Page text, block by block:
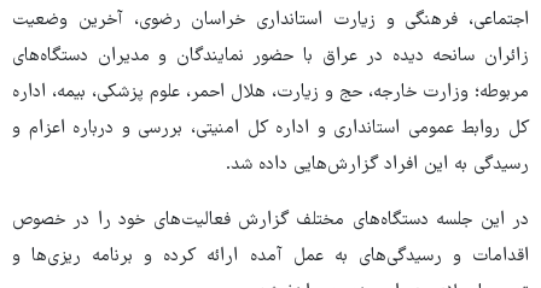
اجتماعی، فرهنگی و زیارت استانداری خراسان رضوی، آخرین وضعیت
زائران سانحه دیده در عراق با حضور نمایندگان و مدیران دستگاه‌های
مربوطه؛ وزارت خارجه، حج و زیارت، هلال احمر، علوم پزشکی، بیمه، اداره
کل روابط عمومی استانداری و اداره کل امنیتی، بررسی و درباره اعزام و
رسیدگی به این افراد گزارش‌هایی داده شد.
در این جلسه دستگاه‌های مختلف گزارش فعالیت‌های خود را در خصوص
اقدامات و رسیدگی‌های به عمل آمده ارائه کرده و برنامه ریزی‌ها و